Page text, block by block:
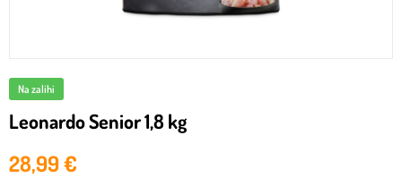
Na zalihi
Leonardo Senior 1,8 kg
28,99€